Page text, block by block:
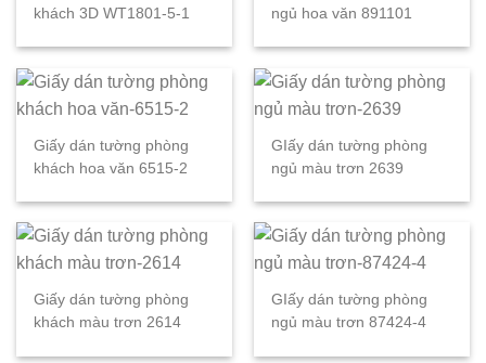
khách 3D WT1801-5-1
ngủ hoa văn 891101
Giấy dán tường phòng
khách hoa văn 6515-2
GIấy dán tường phòng
ngủ màu trơn 2639
Giấy dán tường phòng
khách màu trơn 2614
GIấy dán tường phòng
ngủ màu trơn 87424-4